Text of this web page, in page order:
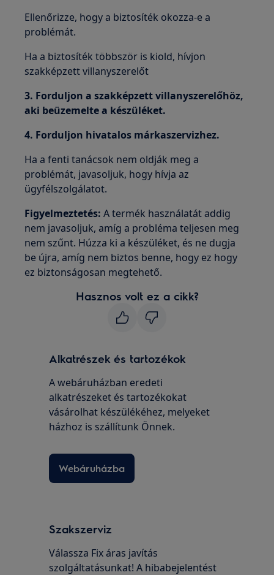
Ellenőrizze, hogy a biztosíték okozza-e a
problémát.
Ha a biztosíték többször is kiold, hívjon
szakképzett villanyszerelőt
3. Forduljon a szakképzett villanyszerelőhöz,
aki beüzemelte a készüléket.
4. Forduljon hivatalos márkaszervizhez.
Ha a fenti tanácsok nem oldják meg a
problémát, javasoljuk, hogy hívja az
ügyfélszolgálatot.
Figyelmeztetés:A termék használatát addig
nem javasoljuk, amíg a probléma teljesen meg
nem szűnt. Húzza ki a készüléket, és ne dugja
be újra, amíg nem biztos benne, hogy ez hogy
ez biztonságosan megtehető.
Hasznos volt ez a cikk?
Alkatrészek és tartozékok
A webáruházban eredeti
alkatrészeket és tartozékokat
vásárolhat készülékéhez, melyeket
házhoz is szállítunk Önnek.
Webáruházba
Szakszerviz
Válassza Fix áras javítás
szolgáltatásunkat! A hibabejelentést